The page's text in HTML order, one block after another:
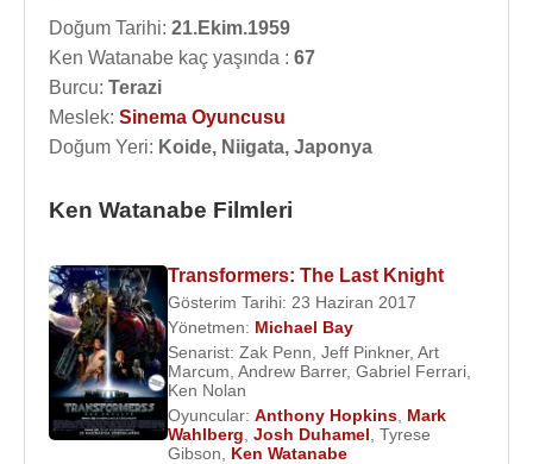
Doğum Tarihi: 21.Ekim.1959
Ken Watanabe kaç yaşında : 67
Burcu: Terazi
Meslek: Sinema Oyuncusu
Doğum Yeri: Koide, Niigata, Japonya
Ken Watanabe Filmleri
Transformers: The Last Knight
Gösterim Tarihi: 23 Haziran 2017
Yönetmen: Michael Bay
Senarist: Zak Penn Jeff Pinkner, Art
Marcum Andrew Barrer, Gabriel Ferrari
Ken Nolan
Oyuncular: Anthony Hopkins Mark
Wahlberg Josh Duhamel Tyrese
Gibson
Ken Watanabe